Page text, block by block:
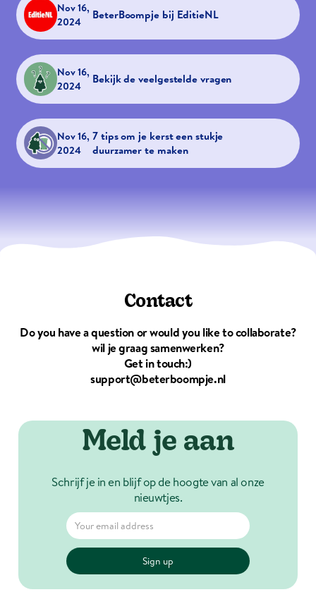
Nov 16,
2024
BeterBoompje bij EditieNL
Nov 16,
2024
Bekijk de veelgestelde vragen
Nov 16,
2024
7 tips om je kerst een stukje
duurzamer te maken
Contact
Do you have a question or would you like to collaborate?
wil je graag samenwerken?
Get in touch:)
support@beterboompje.nl
Meld je aan
Schrijf je in en blijf op de hoogte van al onze
nieuwtjes.